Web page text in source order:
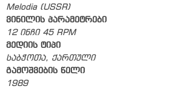
Melodia (USSR)
ვინილის პარამეტრები
12 ინჩი 45 RPM
მედიის ტიპი
საბჭოთა, ქართული
გამოშვების წელი
1989